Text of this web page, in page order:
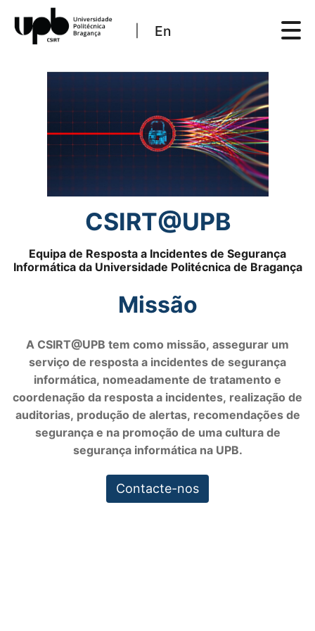
En
RFC 2350
Boas práticas
CSIRT@UPB
Equipa de Resposta a Incidentes de Segurança
Informática da Universidade Politécnica de Bragança
Missão
A CSIRT@UPB tem como missão, assegurar um
serviço de resposta a incidentes de segurança
informática, nomeadamente de tratamento e
coordenação da resposta a incidentes, realização de
auditorias, produção de alertas, recomendações de
segurança e na promoção de uma cultura de
segurança informática na UPB.
Contacte-nos